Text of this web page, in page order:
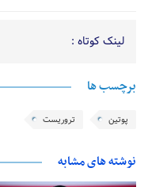
لینک کوتاه :
برچسب ها
پوتین تروریست
نوشته های مشابه